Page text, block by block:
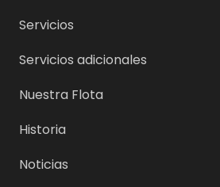
Servicios
Servicios adicionales
Nuestra Flota
Historia
Noticias